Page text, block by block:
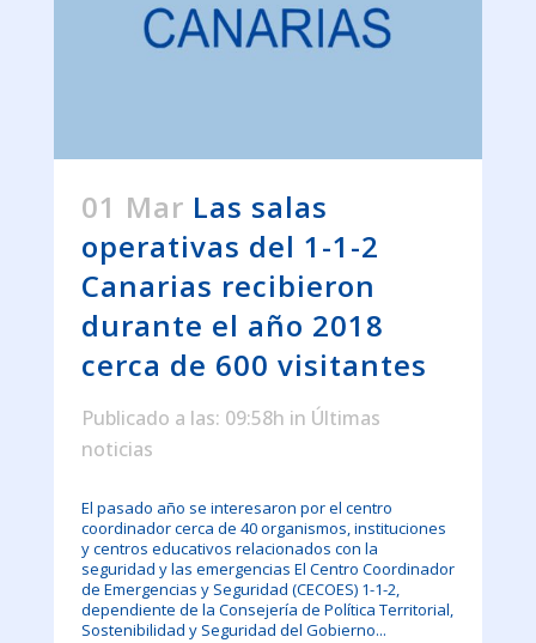
01 Mar Las salas
operativas del 1-1-2
Canarias recibieron
durante el año 2018
cerca de 600 visitantes
Publicado a las: 09:58h in Últimas
noticias
El pasado año se interesaron por el centro
coordinador cerca de 40 organismos, instituciones
y centros educativos relacionados con la
seguridad y las emergencias El Centro Coordinador
de Emergencias y Seguridad (CECOES) 1-1-2,
dependiente de la Consejería de Política Territorial,
Sostenibilidad y Seguridad del Gobierno...